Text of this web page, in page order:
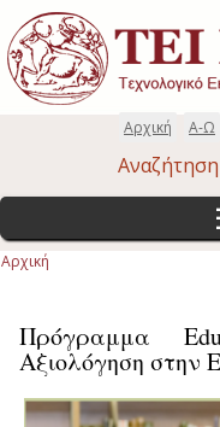
Παράκαμψη προς το κυρίως
Α-Ω
Αρχική
Αναζήτηση
Αρχική
Πρόγραμμα
Αξιολόγηση στην